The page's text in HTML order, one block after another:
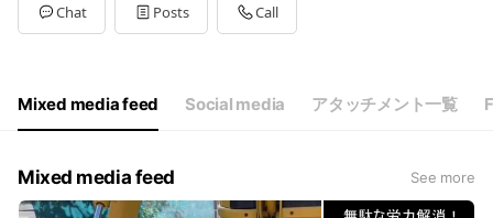
Chat Posts Call
Mixed media feed Social media アタッチメント一覧
Mixed media feed See more